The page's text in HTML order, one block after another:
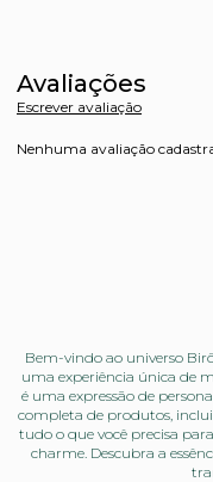
Avaliações
Escrever avaliação
Nenhuma avaliação
Bem-vindo ao universo
uma experiência única de
é uma expressão de
completa de produtos,
tudo o que você precisa
charme. Descubra a